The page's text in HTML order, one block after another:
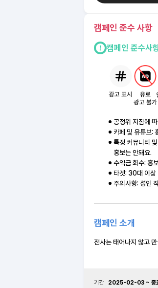
캠페인 준수 사항
캠페인 준수사
공정위 지침에
카페 및 유튜브:
특정 커뮤니티
홍보는 안돼요.
수익금 회수: 홍
타겟: 30대 이상
주의사항: 성인
캠페인 소개
전사는 태어나지 않고
기간 2025-02-03 ~ 종